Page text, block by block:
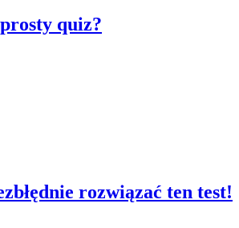
quiz?
rozwiązać ten test!